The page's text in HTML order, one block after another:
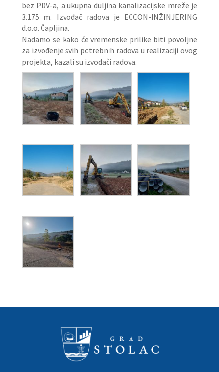
bez PDV-a, a ukupna duljina kanalizacijske mreže je
3.175 m. Izvođač radova je ECCON-INŽINJERING
d.o.o. Čapljina.
Nadamo se kako će vremenske prilike biti povoljne
za izvođenje svih potrebnih radova u realizaciji ovog
projekta, kazali su izvođači radova.